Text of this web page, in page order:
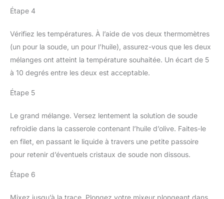
Étape 4
Vérifiez les températures. À l’aide de vos deux thermomètres
(un pour la soude, un pour l’huile), assurez-vous que les deux
mélanges ont atteint la température souhaitée. Un écart de 5
à 10 degrés entre les deux est acceptable.
Étape 5
Le grand mélange. Versez lentement la solution de soude
refroidie dans la casserole contenant l’huile d’olive. Faites-le
en filet, en passant le liquide à travers une petite passoire
pour retenir d’éventuels cristaux de soude non dissous.
Étape 6
Mixez jusqu’à la trace. Plongez votre mixeur plongeant dans